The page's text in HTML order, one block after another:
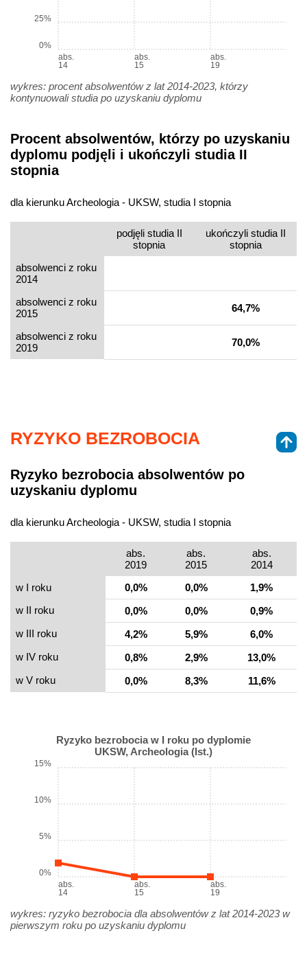
abs.
14
abs.
15
abs.
19
0%
25%
wykres: procent absolwentów z lat 2014-2023, którzy
kontynuowali studia po uzyskaniu dyplomu
Procent absolwentów, którzy po uzyskaniu
dyplomu podjęli i ukończyli studia II
stopnia
dla kierunku Archeologia - UKSW, studia I stopnia
podjęli studia II
stopnia
ukończyli studia II
stopnia
absolwenci z roku
2014
absolwenci z roku
2015
64,7%
absolwenci z roku
2019
70,0%
RYZYKO BEZROBOCIA
Ryzyko bezrobocia absolwentów po
uzyskaniu dyplomu
dla kierunku Archeologia - UKSW, studia I stopnia
abs.
2019
abs.
2015
abs.
2014
w I roku
0,0% 0,0%
1,9%
w II roku
0,0% 0,0%
0,9%
w III roku
4,2% 5,9%
6,0%
w IV roku
0,8% 2,9%
13,0%
w V roku
0,0% 8,3% 11,6%
Ryzyko bezrobocia w I roku po dyplomie
UKSW, Archeologia (Ist.)
abs.
14
abs.
15
abs.
19
0%
5%
10%
15%
wykres: ryzyko bezrobocia dla absolwentów z lat 2014-2023 w
pierwszym roku po uzyskaniu dyplomu